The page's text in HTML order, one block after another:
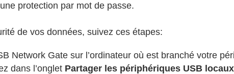
protection par mot de passe.
de vos données, suivez ces étapes:
Network Gate sur l’ordinateur où est branché votre
dans l’onglet Partager les périphériques USB locaux